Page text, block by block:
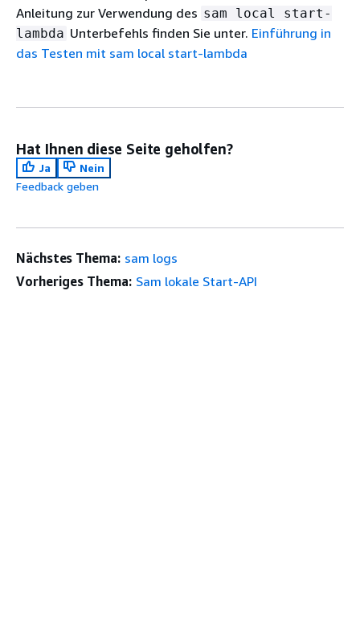
Anleitung zur Verwendung des sam local start-
lambda Unterbefehls finden Sie unter. Einführung in
das Testen mit sam local start-lambda
Hat Ihnen diese Seite geholfen?
Ja
Nein
Feedback geben
Nächstes Thema: sam logs
Vorheriges Thema: Sam lokale Start-API